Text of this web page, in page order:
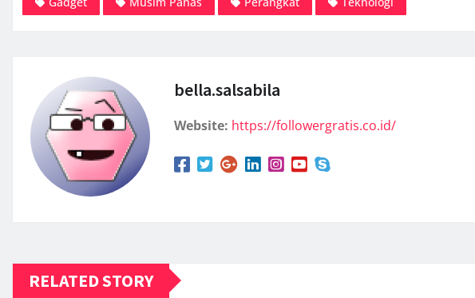
bella.salsabila
Website: https://followergratis.co.id/
RELATED STORY